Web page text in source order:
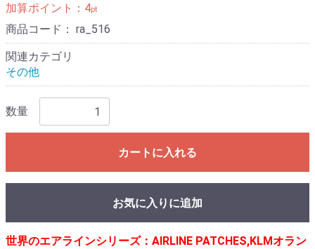
加算ポイント： 4pt
商品コード： ra_516
関連カテゴリ
その他
数量
カートに入れる
お気に入りに追加
世界のエアラインシリーズ：AIRLINE PATCHES,KLMオラン